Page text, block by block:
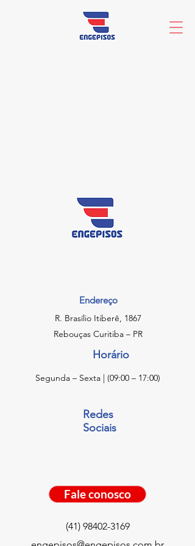
Endereço
R. Brasílio Itiberê, 1867
Rebouças Curitiba – PR
Horário
Segunda – Sexta | (09:00 – 17:00)
Redes
Sociais
Fale conosco
(41) 98402-3169